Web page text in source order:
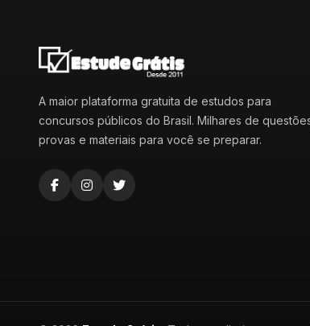
A maior plataforma gratuita de estudos para
concursos públicos do Brasil. Milhares de
provas e materiais para você se preparar.